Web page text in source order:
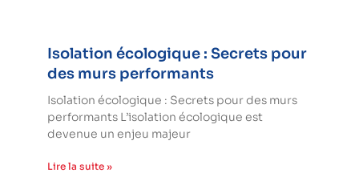
Isolation écologique : Secrets pour
des murs performants
Isolation écologique : Secrets pour des murs
performants L’isolation écologique est
devenue un enjeu majeur
Lire la suite »